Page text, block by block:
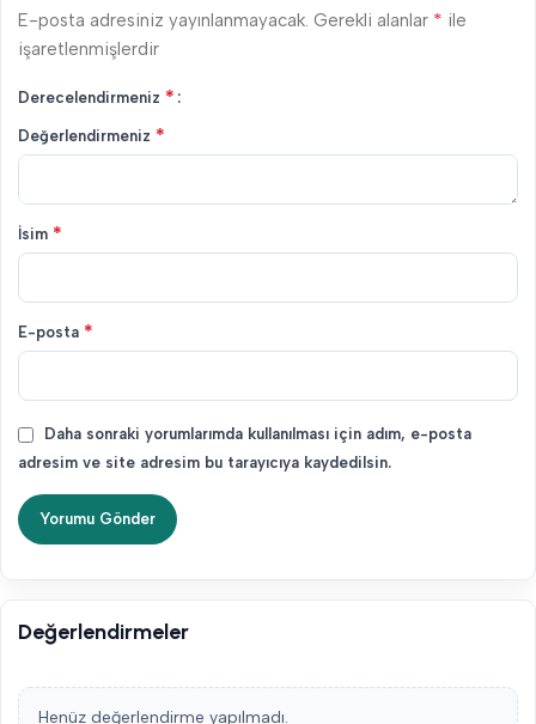
Değerlendirmeler
Henüz değerlendirme yapılmadı.
E-posta adresiniz yayınlanmayacak. Gerekli alanlar * ile
işaretlenmişlerdir
Derecelendirmeniz *
Değerlendirmeniz *
İsim *
E-posta *
Daha sonraki yorumlarımda kullanılması için adım, e-posta
adresim ve site adresim bu tarayıcıya kaydedilsin.